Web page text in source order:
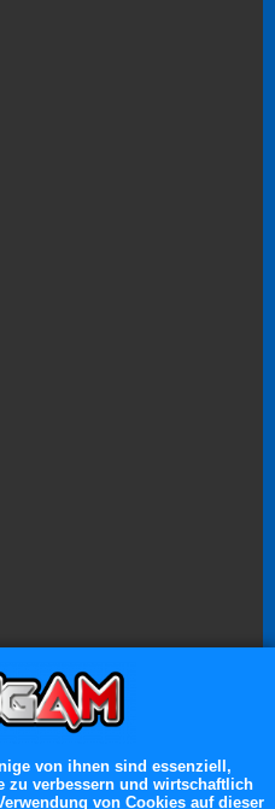
von ihnen sind essenziell,
zu verbessern und wirtschaftlich
von Cookies auf dieser